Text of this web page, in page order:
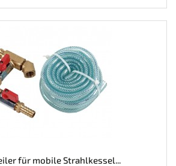
für mobile Strahlkessel...